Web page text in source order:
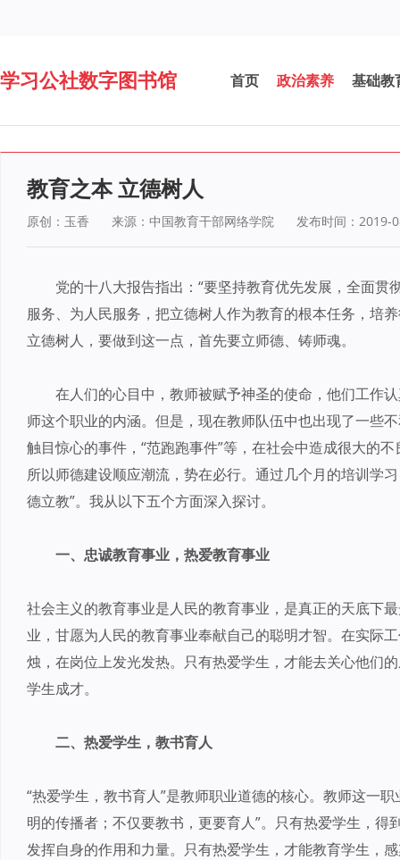
学习公社数字图书馆 首页 政治素养 基础教
教育之本 立德树人
原创： 玉香 来源：中国教育干部网络学院 发布时间：2019-
党的十八大报告指出：“要坚持教育优先发展，全面
服务、为人民服务，把立德树人作为教育的根本任务，培
立德树人，要做到这一点，首先要立师德、铸师魂。
在人们的心目中，教师被赋予神圣的使命，他们工作
师这个职业的内涵。但是，现在教师队伍中也出现了一些
触目惊心的事件，“范跑跑事件”等，在社会中造成很大的
所以师德建设顺应潮流，势在必行。通过几个月的培训学
德立教”。我从以下五个方面深入探讨。
一、忠诚教育事业，热爱教育事业
社会主义的教育事业是人民的教育事业，是真正的天底下
业，甘愿为人民的教育事业奉献自己的聪明才智。在实际
烛，在岗位上发光发热。只有热爱学生，才能去关心他们
学生成才。
二、热爱学生，教书育人
“热爱学生，教书育人”是教师职业道德的核心。教师这一
明的传播者；不仅要教书，更要育人”。只有热爱学生，
发挥自身的作用和力量。只有热爱学生，才能教育学生，